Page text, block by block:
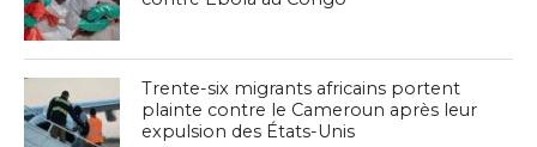
Trente-six migrants africains portent
plainte contre le Cameroun après leur
expulsion des États-Unis